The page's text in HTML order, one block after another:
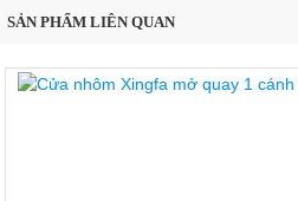
SẢN PHẨM LIÊN QUAN